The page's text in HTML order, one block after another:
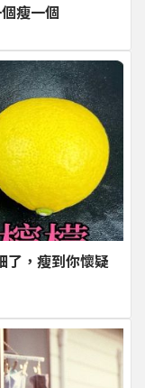
瘦一個
了，瘦到你懷疑